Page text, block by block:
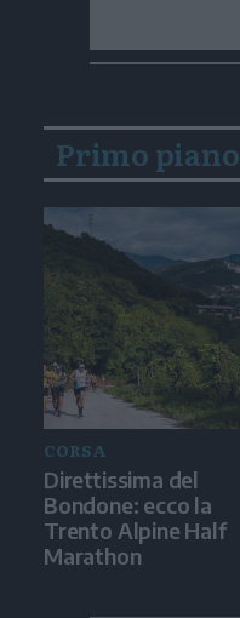
Primo piano
CORSA
Direttissima del
Bondone: ecco la
Trento Alpine Half
Marathon